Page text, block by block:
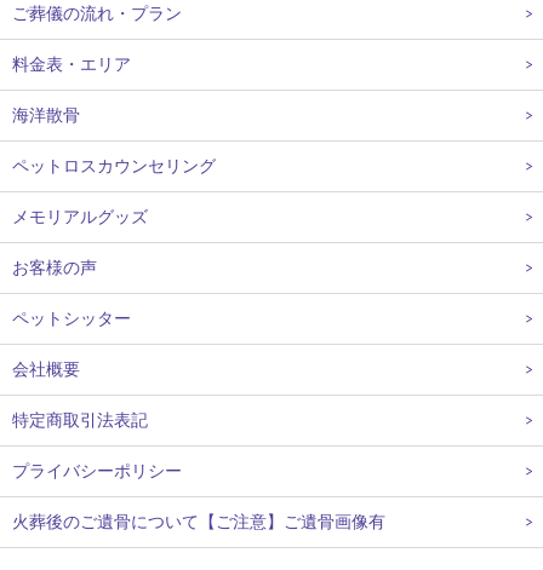
ご葬儀の流れ・プラン
料金表・エリア
海洋散骨
ペットロスカウンセリング
メモリアルグッズ
お客様の声
ペットシッター
会社概要
特定商取引法表記
プライバシーポリシー
火葬後のご遺骨について【ご注意】ご遺骨画像有